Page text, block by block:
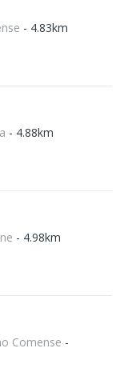
- 4.83km
- 4.88km
- 4.98km
Comense -